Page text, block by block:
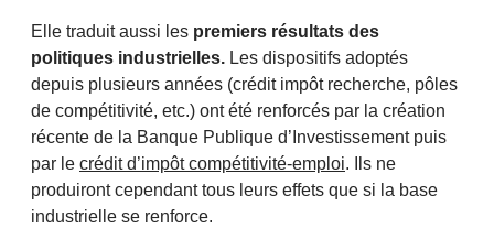
Elle traduit aussi les premiers résultats des
politiques industrielles. Les dispositifs adoptés
depuis plusieurs années (crédit impôt recherche, pôles
de compétitivité, etc.) ont été renforcés par la création
récente de la Banque Publique d’Investissement puis
par le crédit d’impôt compétitivité-emploi. Ils ne
produiront cependant tous leurs effets que si la base
industrielle se renforce.